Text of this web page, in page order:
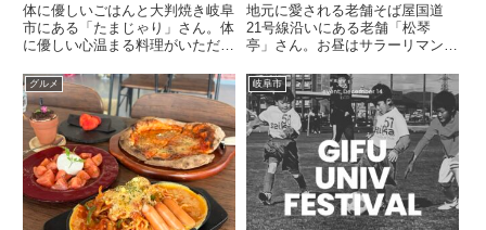
体に優しいごはんと大判焼き岐阜
市にある「たまじゃり」さん。体
に優しい心温まる料理がいただけ
ができました。定食ランチ東寺揚
げとおづけばっと定食魚のすり身
と旬のお野菜を湯葉で包みをサク
ッと揚げたふわっふわの京料
理。...
地元に愛される老舗そば屋国道
21号線沿いにある老舗「松琴
亭」さん。お昼はサラーリマンで
コシのある細めのお蕎麦は、何度
でも食べたくなります。『手打ち
そば 松琴亭』の店舗情報店名 松
琴亭住所 岐阜県瑞穂市牛牧１４
５...
グルメ 岐阜市